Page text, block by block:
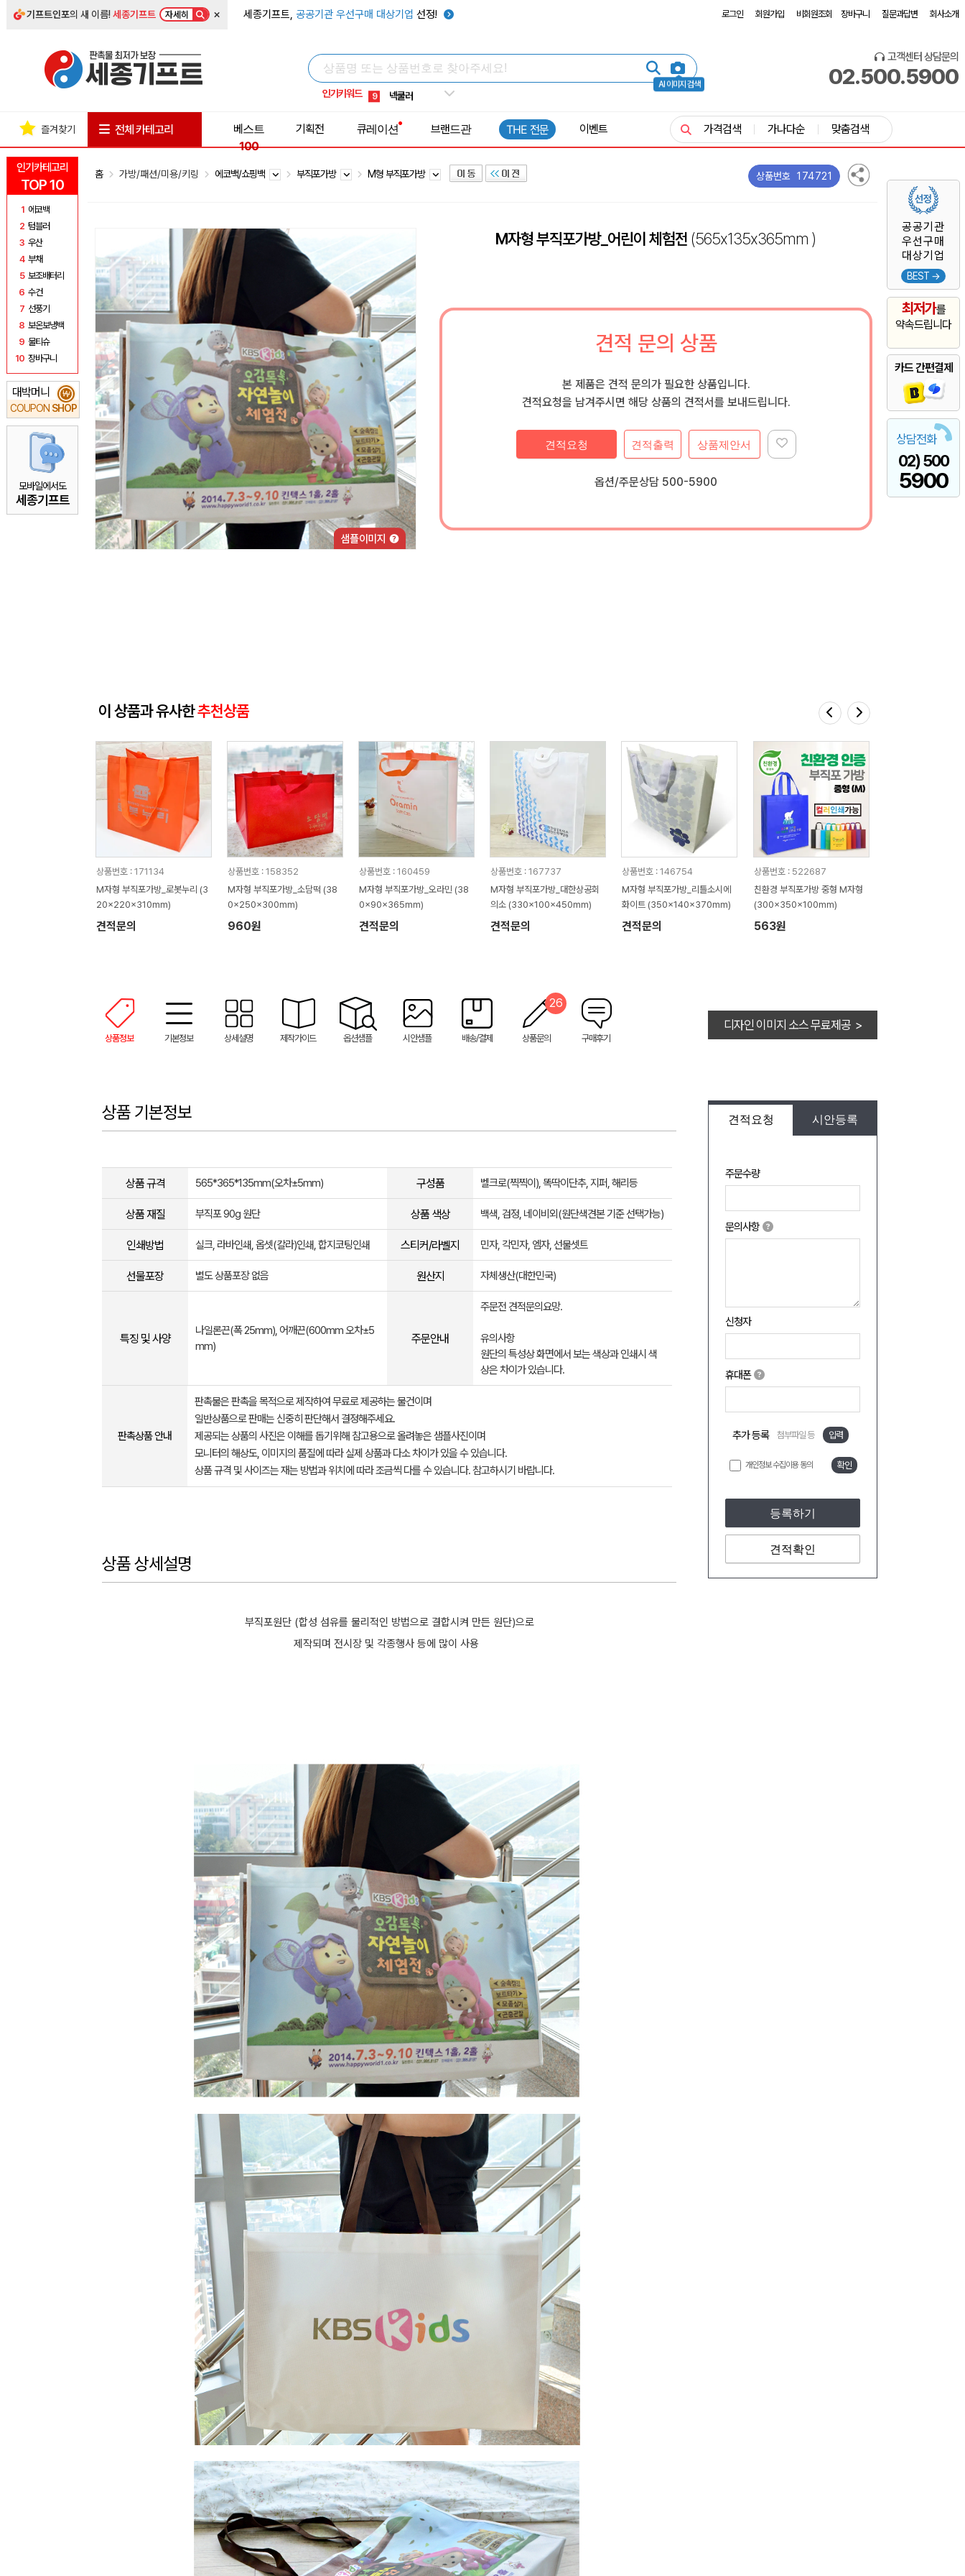
기프트인포의 새 이름!세종기프트 자세히 × 세종기프트, 공공기관 우선구매 대상기업 선정! 로그인 회원가입 비회원조회 장바구니 질문과답변 회사소개
AI 이미지 검색
인기키워드
5 키캡
8 쿨토시
9 넥쿨러
1 선풍기
고객센터 상담문의
02.500.5900
인기카테고리
TOP 10
1 에코백
2 텀블러
3 우산
4 부채
5 보조배터리
6 수건
7 선풍기
8 보온보냉백
9 물티슈
10 장바구니
대박머니
COUPON SHOP
₩
모바일에서도
세종기프트
공공기관
우선구매
대상기업
BEST →
최저가를
약속드립니다
카드 간편결제
상담전화
02) 500
5900
즐겨찾기 전체 카테고리
베스트
100
기획전 큐레이션 브랜드관 THE 전문 이벤트 가격검색 가나다순 맞춤검색
홈 가방/패션/미용/키링 에코백/쇼핑백 부직포가방 M형 부직포가방 상품번호 174721
M자형 부직포가방_어린이 체험전 (565x135x365mm )
견적 문의 상품
본 제품은 견적 문의가 필요한 상품입니다.
견적요청을 남겨주시면 해당 상품의 견적서를 보내드립니다.
견적요청 상품제안서
견적출력
옵션/주문상담 500-5900
이 상품과 유사한추천상품
상품번호 : 171134
M자형 부직포가방_로봇누리 (3
20x220x310mm)
견적문의
상품번호 : 158352
M자형 부직포가방_소담떡 (38
0x250x300mm)
960원
상품번호 : 160459
M자형 부직포가방_오라민 (38
0x90x365mm)
견적문의
상품번호 : 167737
M자형 부직포가방_대한상공회
의소 (330x100x450mm)
견적문의
상품번호 : 146754
M자형 부직포가방_리틀소시에
화이트 (350x140x370mm)
견적문의
상품번호 : 522687
친환경 부직포가방 중형 M자형
(300x350x100mm)
563원
상품정보 기본정보 상세설명 제작가이드 옵션샘플 시안샘플 배송/결제 상품문의
26
구매후기
디자인 이미지 소스 무료제공 >
견적요청 시안등록
주문수량
문의사항
신청자
휴대폰
추가 등록 첨부파일 등 입력
개인정보 수집이용 동의 확인
등록하기
견적확인
상품 기본정보
상품 규격 565*365*135mm(오차±5mm) 구성품 벨크로(찍찍이), 똑딱이단추, 지퍼, 해리등
상품 재질 부직포 90g 원단 상품 색상 백색, 검정, 네이비외(원단색견본 기준 선택가능)
인쇄방법 실크, 라바인쇄, 옵셋(칼라)인쇄, 합지코팅인쇄 스티커/라벨지 민자, 각민자, 엠자, 선물셋트
선물포장 별도 상품포장 없음 원산지 자체생산(대한민국)
특징 및 사양
나일론끈(폭 25mm), 어깨끈(600mm 오차±5
mm)
주문안내
주문전 견적문의요망.
유의사항
원단의 특성상 화면에서 보는 색상과 인쇄시 색
상은 차이가 있습니다.
판촉상품 안내
판촉물은 판촉을 목적으로 제작하여 무료로 제공하는 물건이며
일반상품으로 판매는 신중히 판단해서 결정해주세요.
제공되는 상품의 사진은 이해를 돕기위해 참고용으로 올려놓은 샘플사진이며
모니터의 해상도, 이미지의 품질에 따라 실제 상품과 다소 차이가 있을 수 있습니다.
상품 규격 및 사이즈는 재는 방법과 위치에 따라 조금씩 다를 수 있습니다. 참고하시기 바랍니다.
상품 상세설명
부직포원단 (합성 섬유를 물리적인 방법으로 결합시켜 만든 원단)으로
제작되며 전시장 및 각종행사 등에 많이 사용